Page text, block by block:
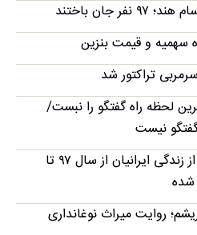
جان باختند
سهمیه و قیمت بنزین
تراکتور شد
لحظه راه گفتگو را نبست/
نیست
روایت آماری مسعود نیلی از زندگی ایرانیان از سال ۹۷ تا
روایت میراث نوغانداری